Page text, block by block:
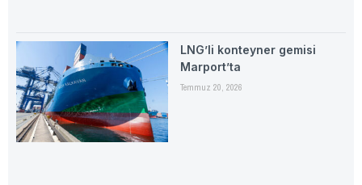
LNG’li konteyner gemisi
Marport’ta
Temmuz 20, 2026